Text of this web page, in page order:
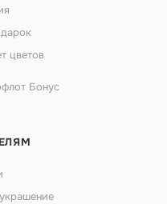
цветов
Бонус